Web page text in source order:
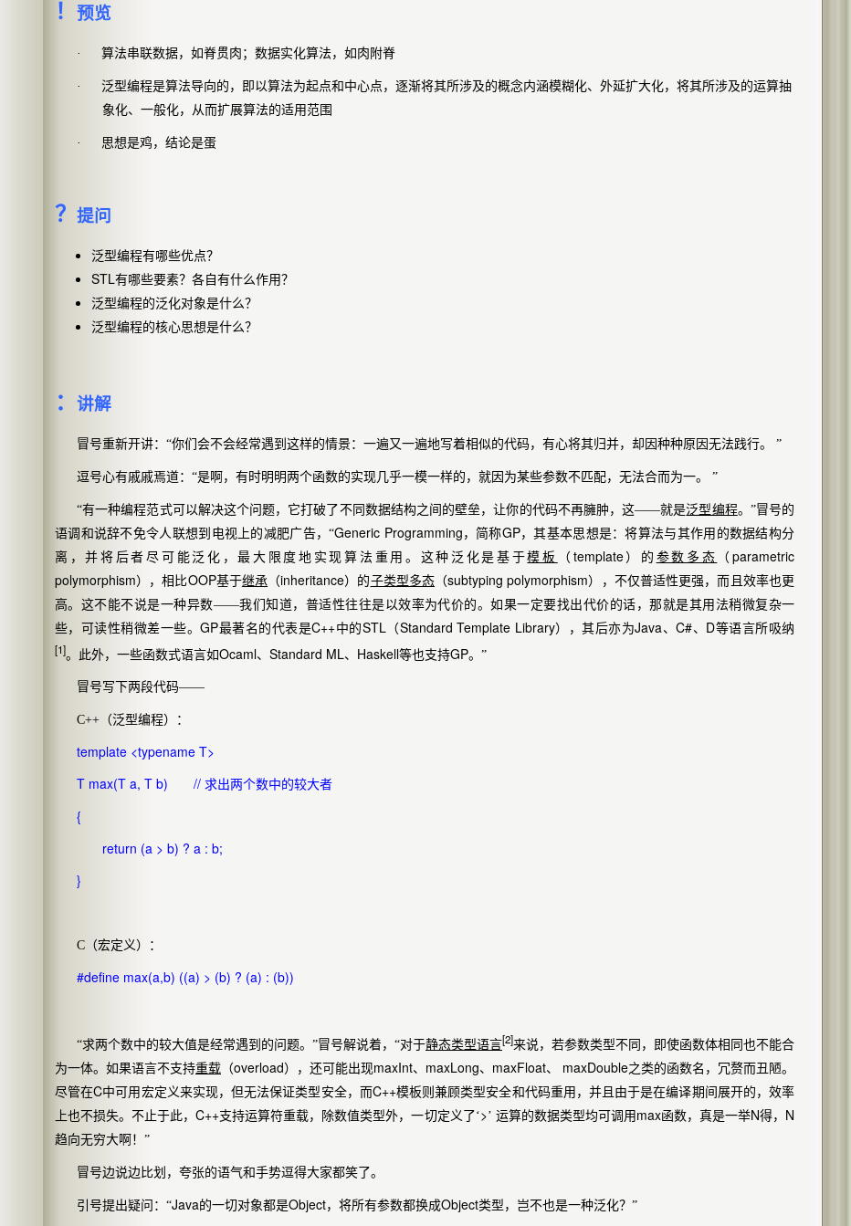
！ 预览
· 算法串联数据，如脊贯肉；数据实化算法，如肉附脊
·
泛型编程是算法导向的，即以算法为起点和中心点，逐渐将其所涉及的概念内涵模糊化、外延扩大化，将其所涉及的运算抽
象化、一般化，从而扩展算法的适用范围
· 思想是鸡，结论是蛋
？ 提问
泛型编程有哪些优点？
STL有哪些要素？各自有什么作用？
泛型编程的泛化对象是什么？
泛型编程的核心思想是什么？
： 讲解
冒号重新开讲：“你们会不会经常遇到这样的情景：一遍又一遍地写着相似的代码，有心将其归并，却因种种原因无法践行。 ”
逗号心有戚戚焉道：“是啊，有时明明两个函数的实现几乎一模一样的，就因为某些参数不匹配，无法合而为一。 ”
“有一种编程范式可以解决这个问题，它打破了不同数据结构之间的壁垒，让你的代码不再臃肿，这——就是泛型编程。”冒号的
语调和说辞不免令人联想到电视上的减肥广告，“Generic Programming ，简称GP，其基本思想是：将算法与其作用的数据结构分
离，并将后者尽可能泛化，最大限度地实现算法重用。这种泛化是基于模板 （ template）的 参数多态 （parametric
polymorphism），相比OOP基于继承 （inheritance）的子类型多态 （subtyping polymorphism），不仅普适性更强，而且效率也更
高。这不能不说是一种异数——我们知道，普适性往往是以效率为代价的。如果一定要找出代价的话，那就是其用法稍微复杂一
些，可读性稍微差一些。GP最著名的代表是C++中的STL （Standard Template Library），其后亦为Java 、C#、D等语言所吸纳
[1]。此外，一些函数式语言如Ocaml、 Standard ML、 Haskell等也支持GP。”
冒号写下两段代码——
C++ （泛型编程）：
template <typename T>
T max(T a, T b) // 求出两个数中的较大者
{
return (a > b) ? a : b;
}
C （宏定义）：
#define max(a,b) ((a) > (b) ? (a) : (b))
“求两个数中的较大值是经常遇到的问题。”冒号解说着，“对于静态类型语言[2]来说，若参数类型不同，即使函数体相同也不能合
为一体。如果语言不支持重载 （overload），还可能出现maxInt、 maxLong、 maxFloat、 maxDouble之类的函数名，冗赘而丑陋。
尽管在C中可用宏定义来实现，但无法保证类型安全，而C++模板则兼顾类型安全和代码重用，并且由于是在编译期间展开的，效率
上也不损失。不止于此，C++支持运算符重载，除数值类型外，一切定义了‘>’ 运算的数据类型均可调用 max函数，真是一举N得， N
趋向无穷大啊！”
冒号边说边比划，夸张的语气和手势逗得大家都笑了。
引号提出疑问：“Java的一切对象都是Object，将所有参数都换成Object类型，岂不也是一种泛化？”